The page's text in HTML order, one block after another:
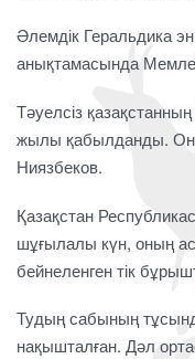
Әлемдік Геральдика
анықтамасында
Тәуелсіз
жылы қабылданды.
Ниязбеков.
Қазақстан
шұғылалы күн, оның
бейнеленген тік
Тудың сабының
нақышталған. Дәл